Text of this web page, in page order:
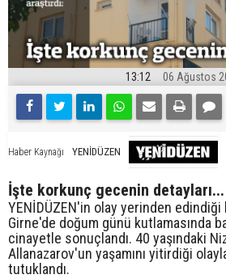
13:12 06 Ağustos
Haber Kaynağı YENİDÜZEN
İşte korkunç gecenin detayları...
YENİDÜZEN'in olay yerinden
Girne'de doğum günü kutlamasında
cinayetle sonuçlandı. 40 yaşındaki
Allanazarov'un yaşamını yitirdiği
tutuklandı.